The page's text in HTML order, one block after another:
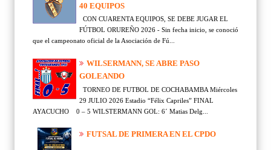
40 EQUIPOS
CON CUARENTA EQUIPOS, SE DEBE JUGAR EL
FÚTBOL ORUREÑO 2026 - Sin fecha inicio, se conoció
que el campeonato oficial de la Asociación de Fú...
WILSERMANN, SE ABRE PASO
GOLEANDO
TORNEO DE FUTBOL DE COCHABAMBA Miércoles
29 JULIO 2026 Estadio “Félix Capriles” FINAL
AYACUCHO 0 – 5 WILSTERMANN GOL: 6´ Matias Delg...
FUTSAL DE PRIMERA EN EL CPDO